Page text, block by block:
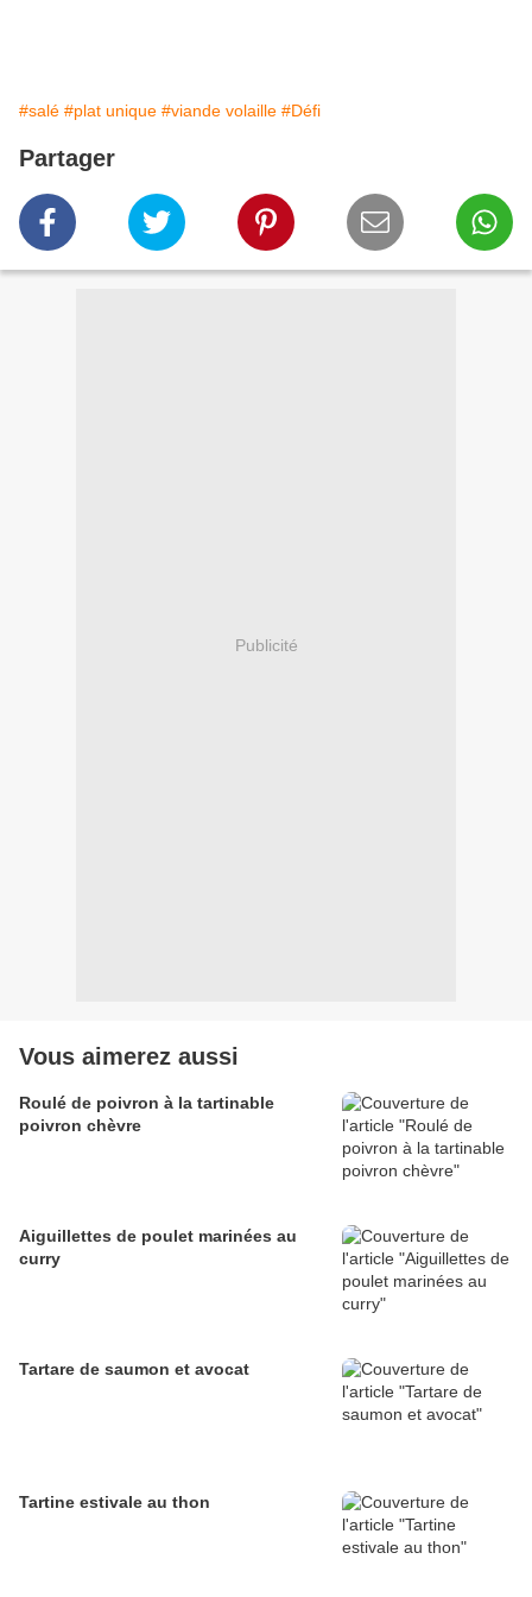
#salé #plat unique #viande volaille #Défi
Partager
Publicité
Vous aimerez aussi
Roulé de poivron à la tartinable
poivron chèvre
Aiguillettes de poulet marinées au
curry
Tartare de saumon et avocat
Tartine estivale au thon